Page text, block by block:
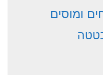
ומוסים